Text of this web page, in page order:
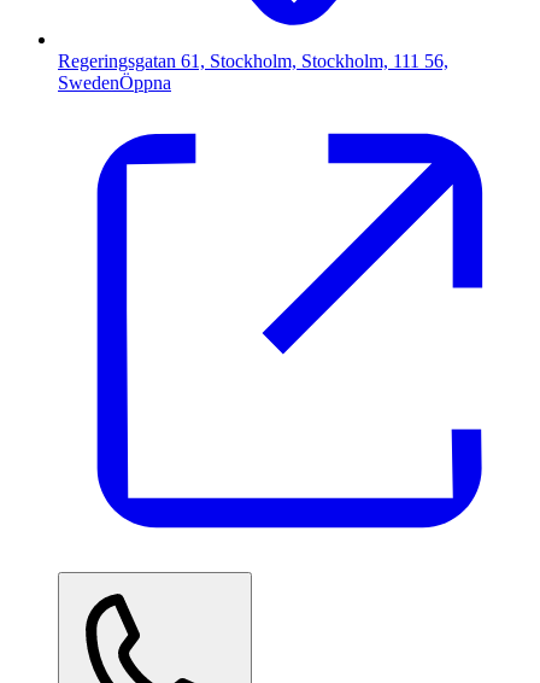
Regeringsgatan 61, Stockholm, Stockholm, 111 56,
SwedenÖppna